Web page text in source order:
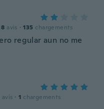
avis · 135 chargements
regular aun no me
avis · 1 chargements